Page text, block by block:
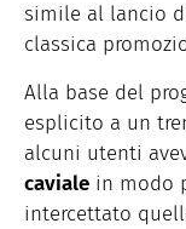
simile al lancio
classica
Alla base del
esplicito a un
alcuni utenti
caviale in modo
intercettato